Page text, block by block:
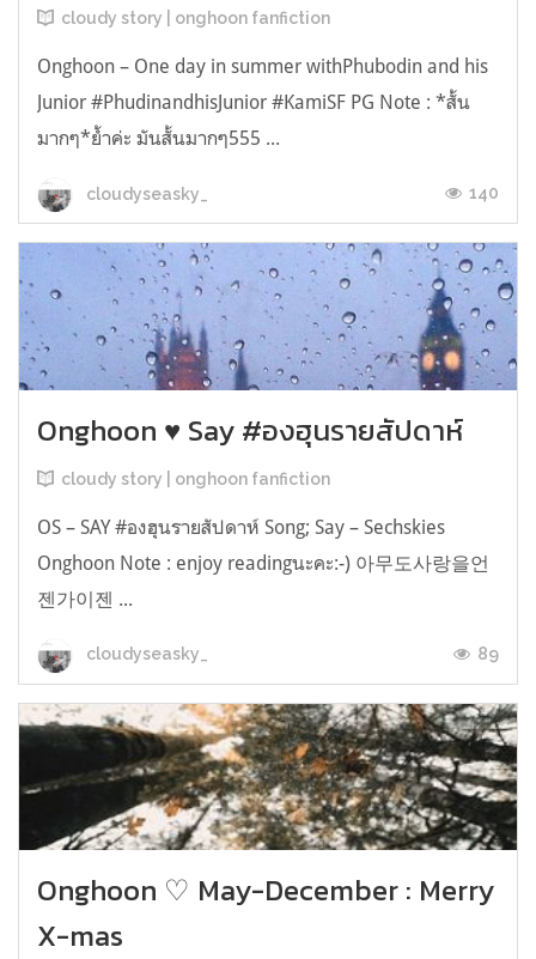
cloudy story | onghoon fanfiction
Onghoon – One day in summer withPhubodin and his
Junior #PhudinandhisJunior #KamiSF PG Note : *สั้น
มากๆ*ย้ำค่ะ มันสั้นมากๆ555 ...
cloudyseasky_ 140
Onghoon ♥ Say #องฮุนรายสัปดาห์
cloudy story | onghoon fanfiction
OS – SAY #องฮุนรายสัปดาห์ Song; Say – Sechskies
Onghoon Note : enjoy readingนะคะ:-) 아무도사랑을언
젠가이젠 ...
cloudyseasky_ 89
Onghoon ♡ May-December : Merry
X-mas